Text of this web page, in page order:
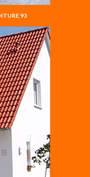
93